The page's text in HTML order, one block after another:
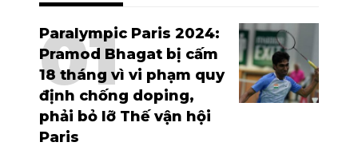
Paralympic Paris 2024:
Pramod Bhagat bị cấm
18 tháng vì vi phạm quy
định chống doping,
phải bỏ lỡ Thế vận hội
Paris